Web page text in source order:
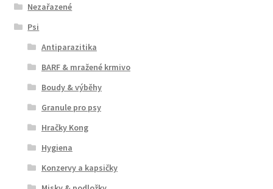
Nezařazené
Psi
Antiparazitika
BARF & mražené krmivo
Boudy & výběhy
Granule pro psy
Hračky Kong
Hygiena
Konzervy a kapsičky